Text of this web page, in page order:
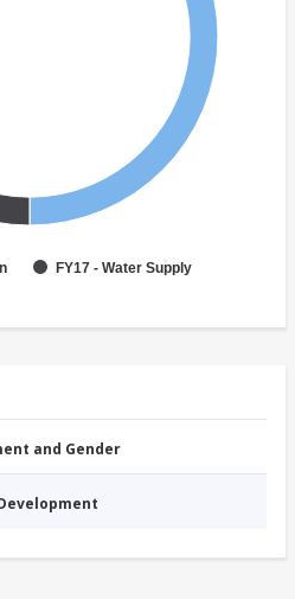
FY17 - Water Supply
and Gender